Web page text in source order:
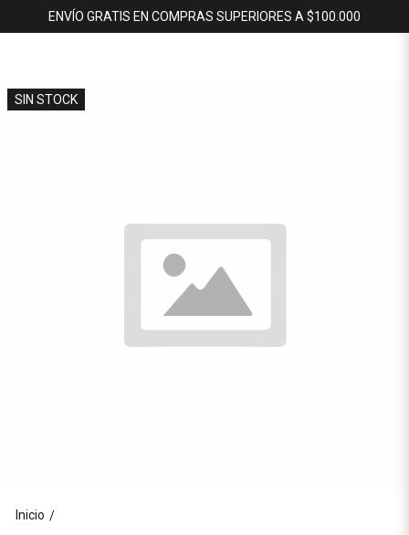
ENVÍO GRATIS EN COMPRAS SUPERIORES A $100.000
SIN STOCK
Inicio /